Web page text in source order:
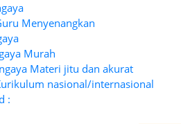
Menyenangkan
Murah
Materi jitu dan akurat
nasional/internasional
: